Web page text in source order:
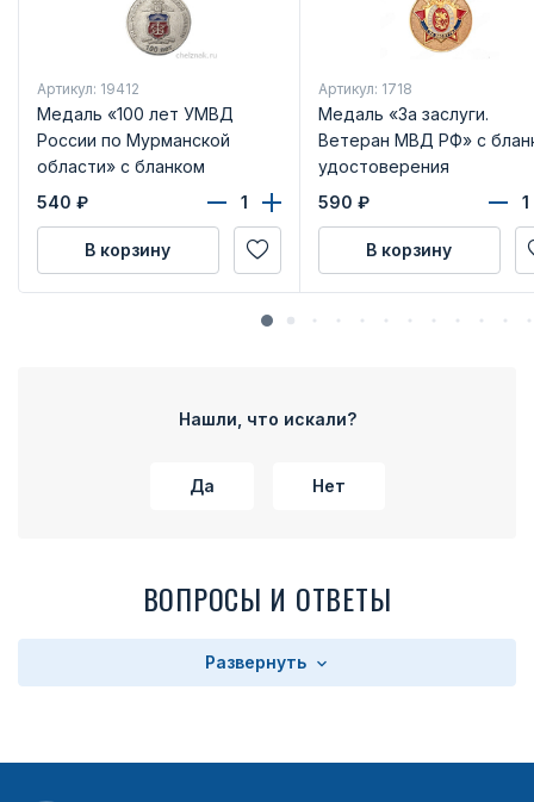
Артикул: 19412
Медаль «100 лет УМВД
России по Мурманской
области» с бланком
удостоверения
540 ₽
В корзину
Артикул: 1718
Медаль «За заслуги.
Ветеран МВД РФ» с
удостоверения
590 ₽
В корзину
Нашли, что искали?
Да Нет
ВОПРОСЫ И ОТВЕТЫ
Развернуть